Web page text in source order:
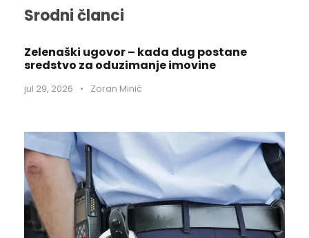
Srodni članci
Zelenaški ugovor – kada dug postane
sredstvo za oduzimanje imovine
jul 29, 2026 • Zoran Minić